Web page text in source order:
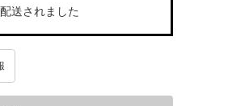
送されました